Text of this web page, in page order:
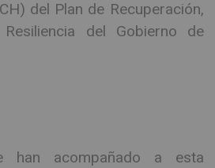
del Plan de Recuperación,
del Gobierno de
han acompañado a esta